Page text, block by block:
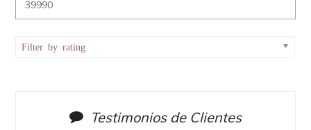
Filter by rating
Testimonios de Clientes